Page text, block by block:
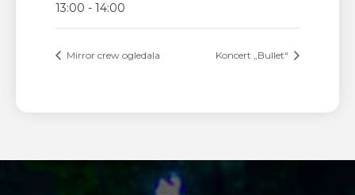
13:00 - 14:00
Mirror crew ogledala Koncert „Bullet“